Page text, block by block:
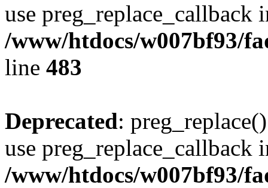
use preg_replace_callback
/www/htdocs/w007bf93/
line 483
Deprecated:
use preg_replace_callback
/www/htdocs/w007bf93/